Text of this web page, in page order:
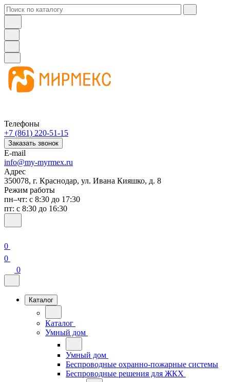
Телефоны
+7 (861) 220-51-15
Заказать звонок
E-mail
info@my-myrmex.ru
Адрес
350078, г. Краснодар, ул. Ивана Кияшко, д. 8
Режим работы
пн–чт: с 8:30 до 17:30
пт: с 8:30 до 16:30
0
0
0
Каталог
Каталог
Умный дом
Умный дом
Беспроводные охранно-пожарные системы
Беспроводные решения для ЖКХ